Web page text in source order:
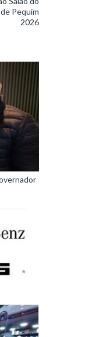
Pequim
2026